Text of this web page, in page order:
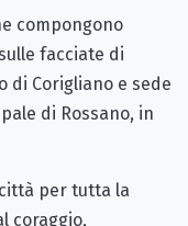
compongono
facciate di
di Corigliano e sede
di Rossano, in
città per tutta la
coraggio,